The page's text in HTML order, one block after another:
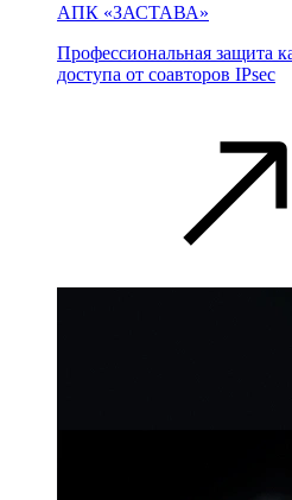
АПК «ЗАСТАВА»
Профессиональная защита
доступа от соавторов IPsec